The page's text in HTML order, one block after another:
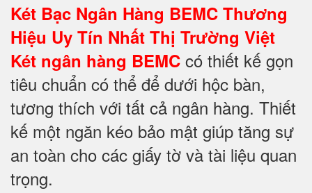
Két Bạc Ngân Hàng BEMC Thương
Hiệu Uy Tín Nhất Thị Trường Việt
Két ngân hàng BEMC có thiết kế gọn
tiêu chuẩn có thể để dưới hộc bàn,
tương thích với tất cả ngân hàng. Thiết
kế một ngăn kéo bảo mật giúp tăng sự
an toàn cho các giấy tờ và tài liệu quan
trọng.